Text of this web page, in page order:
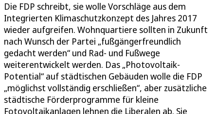
Die FDP schreibt, sie wolle Vorschläge aus dem
Integrierten Klimaschutzkonzept des Jahres 2017
wieder aufgreifen. Wohnquartiere sollten in Zukunft
nach Wunsch der Partei „fußgängerfreundlich
gedacht werden“ und Rad- und Fußwege
weiterentwickelt werden. Das „Photovoltaik-
Potential“ auf städtischen Gebäuden wolle die FDP
„möglichst vollständig erschließen“, aber zusätzliche
städtische Förderprogramme für kleine
Fotovoltaikanlagen lehnen die Liberalen ab. Sie